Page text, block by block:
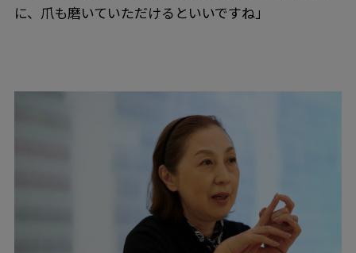
に、爪も磨いていただけるといいですね」